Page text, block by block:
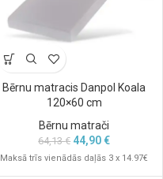
Bērnu matracis Danpol Koala
120×60 cm
Bērnu matrači
64,13€ 44,90€
Maksā trīs vienādās daļās 3 x 14.97€